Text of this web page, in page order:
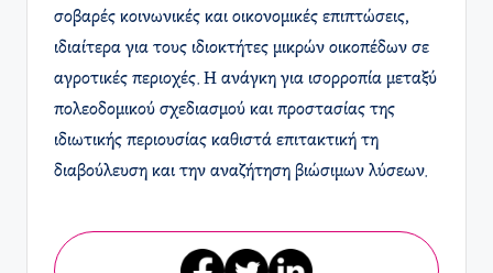
σοβαρές κοινωνικές και οικονομικές επιπτώσεις,
ιδιαίτερα για τους ιδιοκτήτες μικρών οικοπέδων σε
αγροτικές περιοχές. Η ανάγκη για ισορροπία μεταξύ
πολεοδομικού σχεδιασμού και προστασίας της
ιδιωτικής περιουσίας καθιστά επιτακτική τη
διαβούλευση και την αναζήτηση βιώσιμων λύσεων.